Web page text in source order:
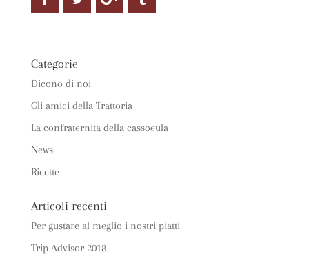
Categorie
Dicono di noi
Gli amici della Trattoria
La confraternita della cassoeula
News
Ricette
Articoli recenti
Per gustare al meglio i nostri piatti
Trip Advisor 2018